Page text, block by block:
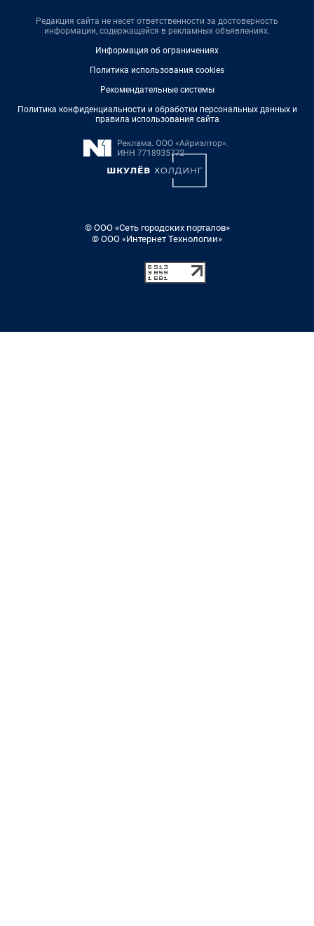
Редакция сайта не несет ответственности за достоверность
информации, содержащейся в рекламных объявлениях.
Информация об ограничениях
Политика использования cookies
Рекомендательные системы
Политика конфиденциальности и обработки персональных данных и
правила использования сайта
© ООО «Сеть городских порталов»
© ООО «Интернет Технологии»